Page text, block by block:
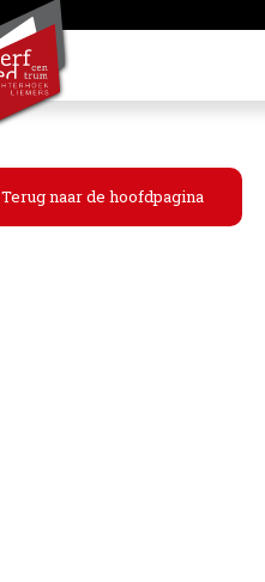
Terug naar de hoofdpagina